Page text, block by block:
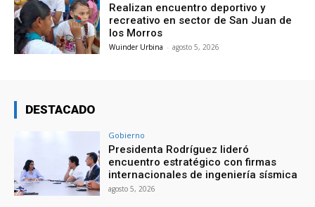
Realizan encuentro deportivo y
recreativo en sector de San Juan de
los Morros
Wuinder Urbina - agosto 5, 2026
DESTACADO
Gobierno
Presidenta Rodríguez lideró
encuentro estratégico con firmas
internacionales de ingeniería sísmica
agosto 5, 2026